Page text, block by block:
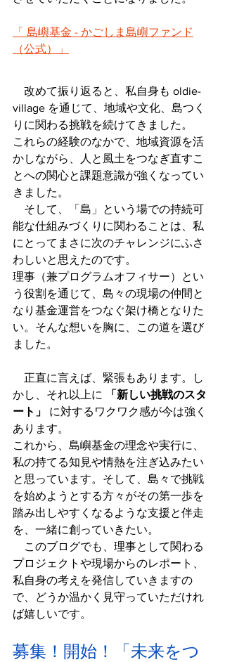
「 島嶼基金 - かごしま島嶼ファンド
（公式）」
改めて振り返ると、私自身も oldie-
village を通じて、地域や文化、島つく
りに関わる挑戦を続けてきました。
これらの経験のなかで、地域資源を活
かしながら、人と風土をつなぎ直すこ
とへの関心と課題意識が強くなってい
きました。
そして、「島」という場での持続可
能な仕組みづくりに関わることは、私
にとってまさに次のチャレンジにふさ
わしいと思えたのです。
理事（兼プログラムオフィサー）とい
う役割を通じて、島々の現場の仲間と
なり基金運営をつなぐ架け橋となりた
い。そんな想いを胸に、この道を選び
ました。
正直に言えば、緊張もあります。し
かし、それ以上に
「新しい挑戦のスタ
ート」
に対するワクワク感が今は強く
あります。
これから、島嶼基金の理念や実行に、
私の持てる知見や情熱を注ぎ込みたい
と思っています。そして、島々で挑戦
を始めようとする方々がその第一歩を
踏み出しやすくなるような支援と伴走
を、一緒に創っていきたい。
このブログでも、理事として関わる
プロジェクトや現場からのレポート、
私自身の考えを発信していきますの
で、どうか温かく見守っていただけれ
ば嬉しいです。
募集！開始！「未来をつ